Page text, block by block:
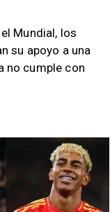
Mundial, los
su apoyo a una
no cumple con